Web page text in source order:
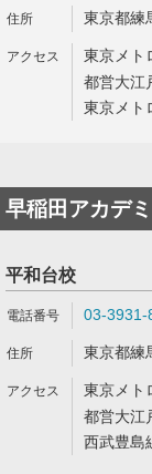
東京都練
東京メト
都営大江
東京メト
早稲田アカデ
平和台校
03-3931-
東京都練
東京メト
都営大江
西武豊島